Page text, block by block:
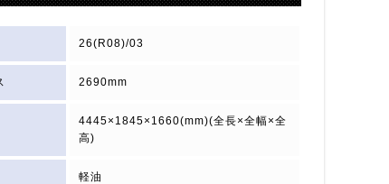
26(R08)/03
2690mm
4445×1845×1660(mm)(全長×全幅×全
高)
軽油